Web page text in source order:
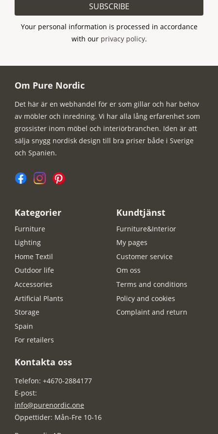
SUBSCRIBE
Your personal information is processed in accordance
with our privacy policy.
Om Pure Nordic
Det här är en webhandel för er som gillar och har behov
av möbler och inredning. Vi har alla lång erfarenhet som
grossister inom möbel och interiörbranchen. Iden är att
sälja snygg nordisk design till bra priser både i Sverige
och Spanien.
Kategorier
Furniture
Lighting
Home Textil
Outdoor life
Accessories
Artificial Plants
Storage
Spain
For retailers
Kundtjänst
Furniture&Interior
My pages
Customer service
Om oss
Terms and conditions
Policy and cookies
Complaint and return
Kontakta oss
Telefon: +4670-2884177
E-post:
info@purenordic.one
Öppettider: Mån-Fre 10-16